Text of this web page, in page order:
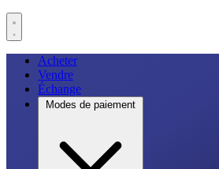
Acheter
Vendre
Échange
Modes de paiement